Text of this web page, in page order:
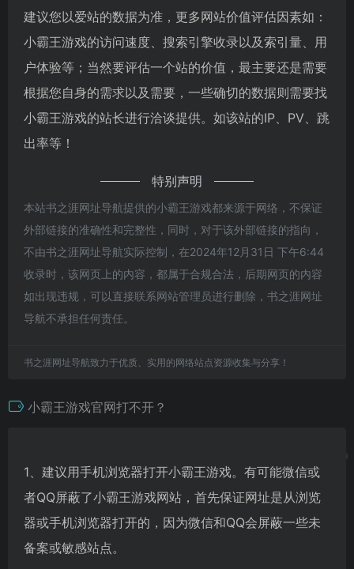
建议您以爱站的数据为准，更多网站价值评估因素如：
小霸王游戏的访问速度、搜索引擎收录以及索引量、用
户体验等；当然要评估一个站的价值，最主要还是需要
根据您自身的需求以及需要，一些确切的数据则需要找
小霸王游戏的站长进行洽谈提供。如该站的IP、PV、跳
出率等！
特别声明
本站书之涯网址导航提供的小霸王游戏都来源于网络，不保证
外部链接的准确性和完整性，同时，对于该外部链接的指向，
不由书之涯网址导航实际控制，在2024年12月31日 下午6:44
收录时，该网页上的内容，都属于合规合法，后期网页的内容
如出现违规，可以直接联系网站管理员进行删除，书之涯网址
导航不承担任何责任。
书之涯网址导航致力于优质、实用的网络站点资源收集与分享！
小霸王游戏官网打不开？
1、建议用手机浏览器打开小霸王游戏。有可能微信或
者QQ屏蔽了小霸王游戏网站，首先保证网址是从浏览
器或手机浏览器打开的，因为微信和QQ会屏蔽一些未
备案或敏感站点。